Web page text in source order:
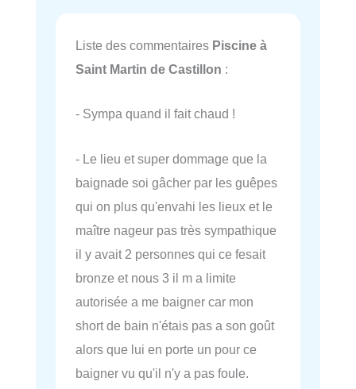
Liste des commentaires Piscine à
Saint Martin de Castillon :
- Sympa quand il fait chaud !
- Le lieu et super dommage que la
baignade soi gâcher par les guêpes
qui on plus qu'envahi les lieux et le
maître nageur pas très sympathique
il y avait 2 personnes qui ce fesait
bronze et nous 3 il m a limite
autorisée a me baigner car mon
short de bain n'étais pas a son goût
alors que lui en porte un pour ce
baigner vu qu'il n'y a pas foule.